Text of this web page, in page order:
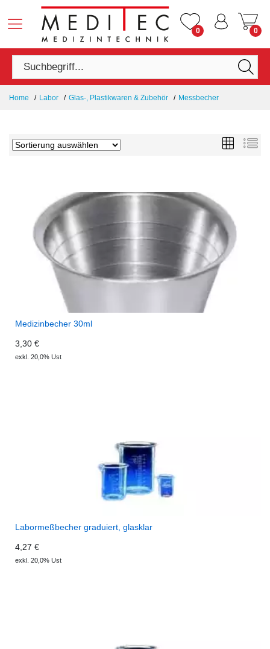
0 0
Home Labor Glas-, Plastikwaren & Zubehör Messbecher
Medizinbecher 30ml
3,30 €
exkl. 20,0% Ust
Labormeßbecher graduiert, glasklar
4,27 €
exkl. 20,0% Ust